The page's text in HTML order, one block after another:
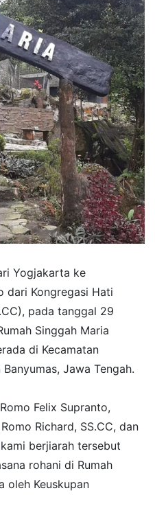
Yogjakarta ke
dari Kongregasi Hati
pada tanggal 29
Singgah Maria
di Kecamatan
Jawa Tengah.
Felix Supranto,
Richard, SS.CC, dan
berjiarah tersebut
rohani di Rumah
oleh Keuskupan